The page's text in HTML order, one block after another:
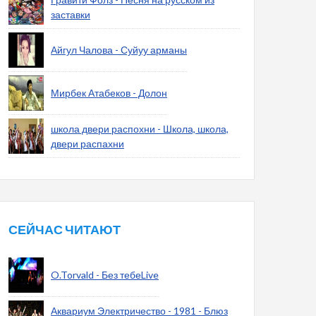
заставки
Айгул Чалова - Суйуу арманы
Мирбек Атабеков - Долон
школа двери распохни - Школа, школа,
двери распахни
СЕЙЧАС ЧИТАЮТ
O.Torvald - Без тебеLive
Аквариум Электричество - 1981 - Блюз